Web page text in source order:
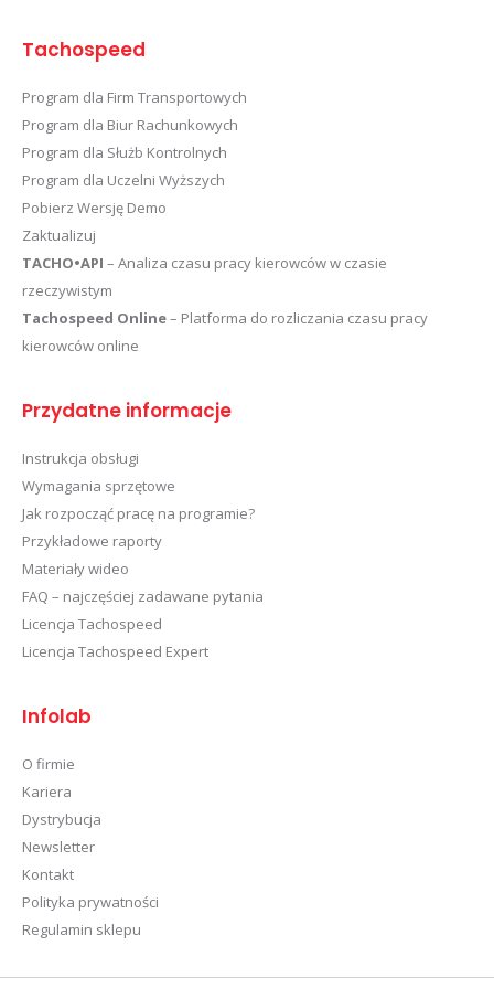
Tachospeed
Program dla Firm Transportowych
Program dla Biur Rachunkowych
Program dla Służb Kontrolnych
Program dla Uczelni Wyższych
Pobierz Wersję Demo
Zaktualizuj
TACHO•API – Analiza czasu pracy kierowców w czasie
rzeczywistym
Tachospeed Online– Platforma do rozliczania czasu pracy
kierowców online
Przydatne informacje
Instrukcja obsługi
Wymagania sprzętowe
Jak rozpocząć pracę na programie?
Przykładowe raporty
Materiały wideo
FAQ – najczęściej zadawane pytania
Licencja Tachospeed
Licencja Tachospeed Expert
Infolab
O firmie
Kariera
Dystrybucja
Newsletter
Kontakt
Polityka prywatności
Regulamin sklepu